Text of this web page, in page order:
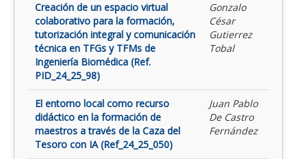
Creación de un espacio virtual
colaborativo para la formación,
tutorización integral y comunicación
técnica en TFGs y TFMs de
Ingeniería Biomédica (Ref.
PID_24_25_98)
Gonzalo
César
Gutierrez
Tobal
El entorno local como recurso
didáctico en la formación de
maestros a través de la Caza del
Tesoro con IA (Ref_24_25_050)
Juan Pablo
De Castro
Fernández